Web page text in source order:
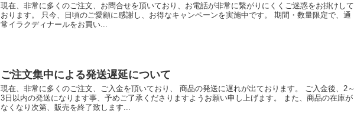
現在、非常に多くのご注文、お問合せを頂いており、お電話が非常に繋がりにくくご迷惑をお掛けして
おります。 只今、日頃のご愛顧に感謝し、お得なキャンペーンを実施中です。 期間・数量限定で、通
常イラクディナールをお買い...
ご注文集中による発送遅延について
現在、非常に多くのご注文、ご入金を頂いており、 商品の発送に遅れが出ております。 ご入金後、2～
3日以内の発送になります事、予めご了承くださりますようお願い申し上げます。 また、商品の在庫が
なくなり次第、販売を終了致します...